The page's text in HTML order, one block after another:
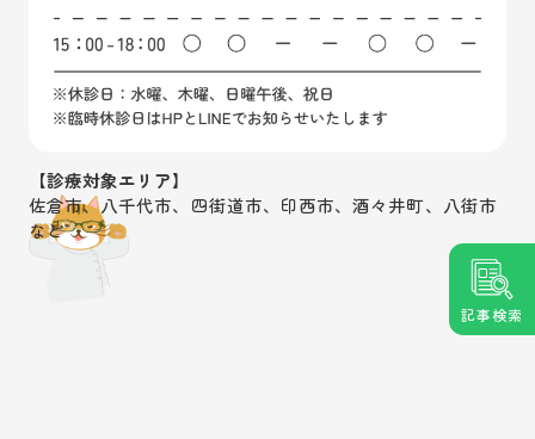
記事検索
【診療対象エリア】
佐倉市、八千代市、四街道市、印西市、酒々井町、八街市
など